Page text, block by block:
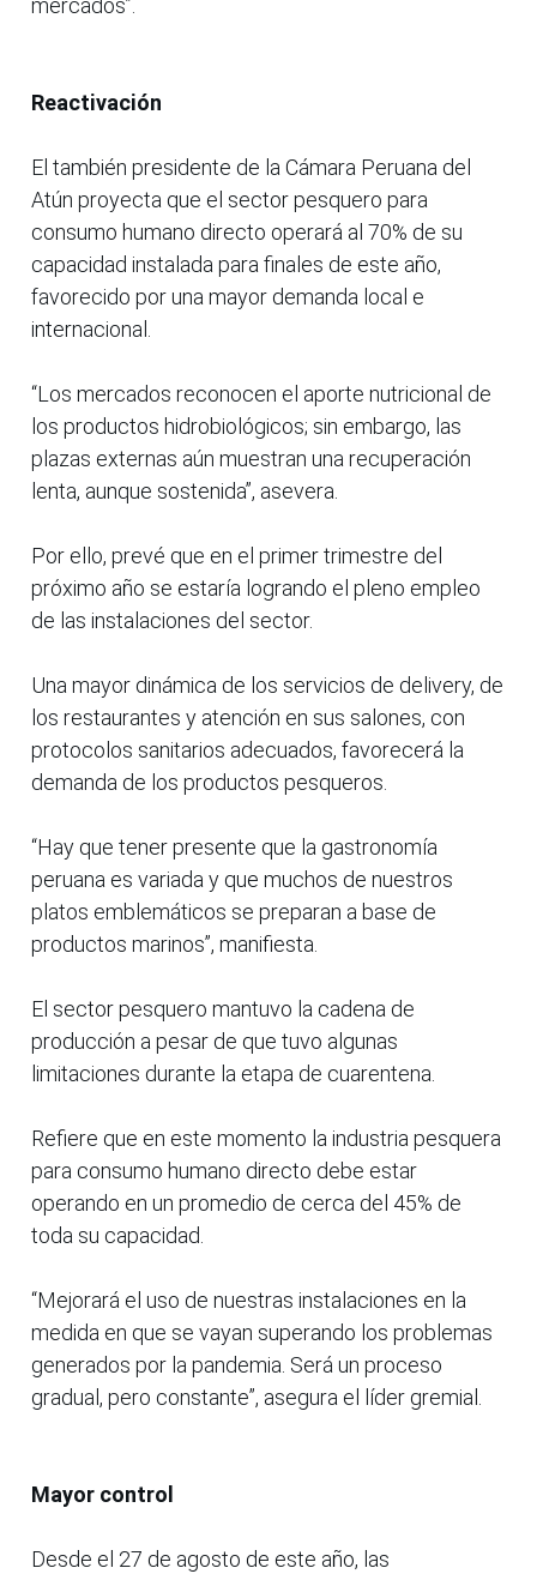
mercados”.
Reactivación
El también presidente de la Cámara Peruana del
Atún proyecta que el sector pesquero para
consumo humano directo operará al 70% de su
capacidad instalada para finales de este año,
favorecido por una mayor demanda local e
internacional.
“Los mercados reconocen el aporte nutricional de
los productos hidrobiológicos; sin embargo, las
plazas externas aún muestran una recuperación
lenta, aunque sostenida”, asevera.
Por ello, prevé que en el primer trimestre del
próximo año se estaría logrando el pleno empleo
de las instalaciones del sector.
Una mayor dinámica de los servicios de delivery, de
los restaurantes y atención en sus salones, con
protocolos sanitarios adecuados, favorecerá la
demanda de los productos pesqueros.
“Hay que tener presente que la gastronomía
peruana es variada y que muchos de nuestros
platos emblemáticos se preparan a base de
productos marinos”, manifiesta.
El sector pesquero mantuvo la cadena de
producción a pesar de que tuvo algunas
limitaciones durante la etapa de cuarentena.
Refiere que en este momento la industria pesquera
para consumo humano directo debe estar
operando en un promedio de cerca del 45% de
toda su capacidad.
“Mejorará el uso de nuestras instalaciones en la
medida en que se vayan superando los problemas
generados por la pandemia. Será un proceso
gradual, pero constante”, asegura el líder gremial.
Mayor control
Desde el 27 de agosto de este año, las